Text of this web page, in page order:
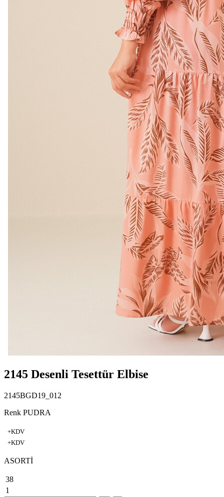
2145 Desenli Tesettür Elbise
2145BGD19_012
Renk PUDRA
+KDV
+KDV
ASORTİ
38
1